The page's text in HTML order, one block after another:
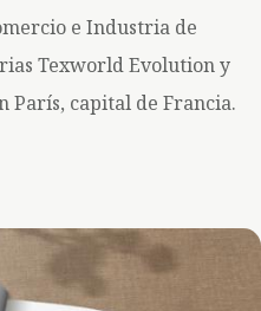
e Industria de
Texworld Evolution y
París, capital de Francia.